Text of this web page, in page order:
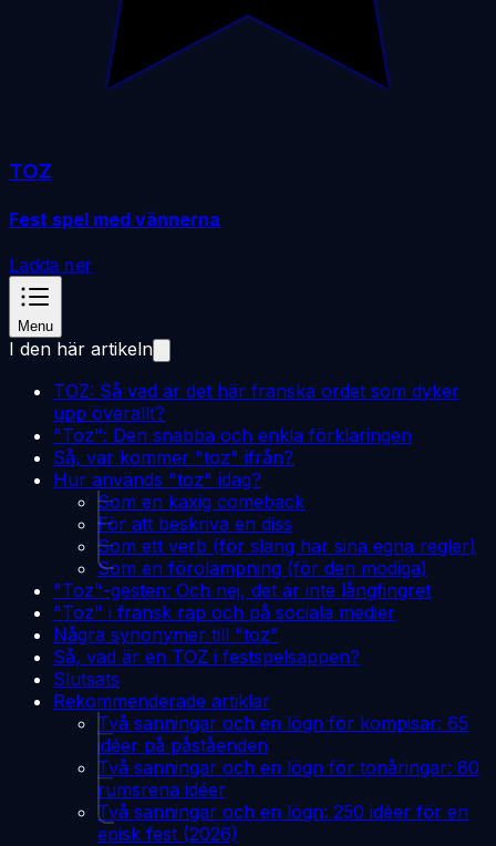
TOZ
Fest spel med vännerna
Ladda ner
Menu
I den här artikeln
TOZ: Så vad är det här franska ordet som dyker
upp överallt?
"Toz": Den snabba och enkla förklaringen
Så, var kommer "toz" ifrån?
Hur används "toz" idag?
Som en kaxig comeback
För att beskriva en diss
Som ett verb (för slang har sina egna regler)
Som en förolämpning (för den modiga)
"Toz"-gesten: Och nej, det är inte långfingret
"Toz" i fransk rap och på sociala medier
Några synonymer till "toz"
Så, vad är en TOZ i festspelsappen?
Slutsats
Rekommenderade artiklar
Två sanningar och en lögn för kompisar: 65
idéer på påståenden
Två sanningar och en lögn för tonåringar: 80
rumsrena idéer
Två sanningar och en lögn: 250 idéer för en
episk fest (2026)